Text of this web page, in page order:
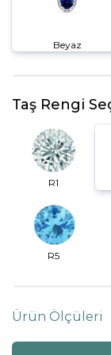
Beyaz
Taş Rengi
R1
R5
Ürün Ölçüleri